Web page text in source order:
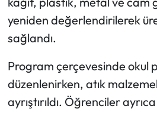
yeniden değerlendirilerek
sağlandı.
Program çerçevesinde okul
düzenlenirken, atık
ayrıştırıldı. Öğrenciler
Oğuzlar Haberleri
Ortaköy Haberleri
Osmancık Haberleri
Otomotiv